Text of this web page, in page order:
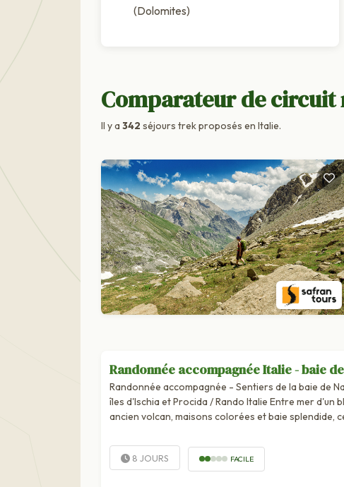
(Dolomites)
Comparateur de circuit
Il y a 342 séjours trek proposés en Italie.
Randonnée accompagnée Italie - baie
Randonnée accompagnée - Sentiers de la baie de
îles d'Ischia et Procida / Rando Italie Entre mer d'un
ancien volcan, maisons colorées et baie splendide,
8 JOURS FACILE